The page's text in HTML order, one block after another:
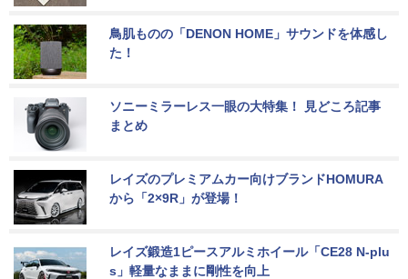
鳥肌ものの「DENON HOME」サウンドを体感し
た！
ソニーミラーレス一眼の大特集！ 見どころ記事
まとめ
レイズのプレミアムカー向けブランドHOMURA
から「2×9R」が登場！
レイズ鍛造1ピースアルミホイール「CE28 N-plu
s」軽量なままに剛性を向上